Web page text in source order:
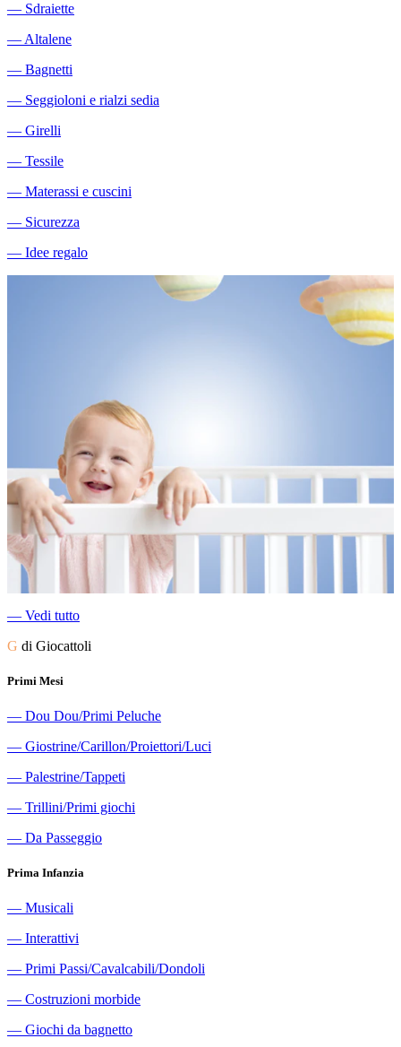
― Sdraiette
―Altalene
― Bagnetti
― Seggioloni e rialzi sedia
― Girelli
― Tessile
― Materassi e cuscini
― Sicurezza
― Idee regalo
― Vedi tutto
G di Giocattoli
Primi Mesi
― Dou Dou/Primi Peluche
― Giostrine/Carillon/Proiettori/Luci
― Palestrine/Tappeti
― Trillini/Primi giochi
― Da Passeggio
Prima Infanzia
― Musicali
― Interattivi
― Primi Passi/Cavalcabili/Dondoli
― Costruzioni morbide
― Giochi da bagnetto